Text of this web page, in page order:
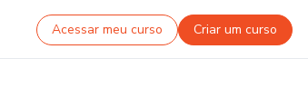
Acessar meu curso Criar um curso